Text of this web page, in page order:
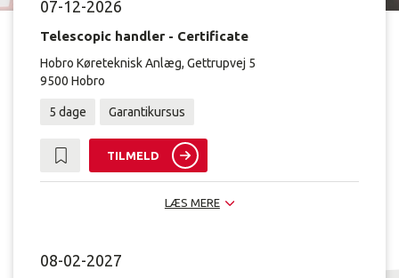
07-12-2026
Telescopic handler - Certificate
Hobro Køreteknisk Anlæg, Gettrupvej 5
9500 Hobro
5 dage Garantikursus
TILMELD
LÆS MERE
08-02-2027